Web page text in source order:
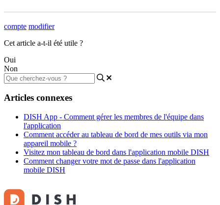
compte modifier
Cet article a-t-il été utile ?
Oui
Non
Articles connexes
DISH App - Comment gérer les membres de l'équipe dans
l'application
Comment accéder au tableau de bord de mes outils via mon
appareil mobile ?
Visitez mon tableau de bord dans l'application mobile DISH
Comment changer votre mot de passe dans l'application
mobile DISH